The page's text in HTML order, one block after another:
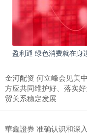
盈利通 绿色消费就在身
金河配资 何立峰会见美
方应共同维护好、落实
贸关系稳定发展
華鑫證券 准确认识和深